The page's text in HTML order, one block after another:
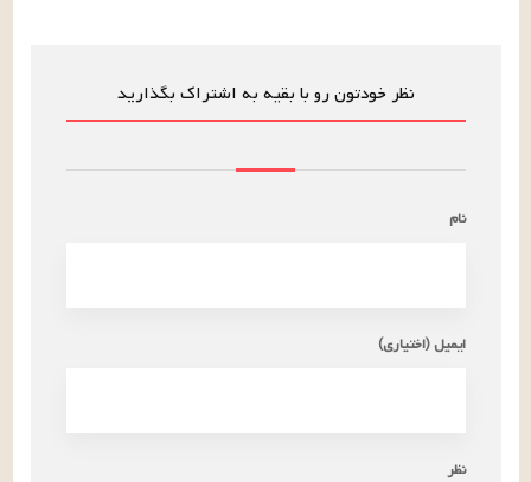
نظر خودتون رو با بقیه به اشتراک بگذارید
نام
ایمیل (اختیاری)
نظر